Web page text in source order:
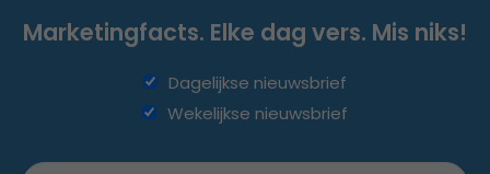
Marketingfacts. Elke dag vers. Mis niks!
Dagelijkse nieuwsbrief
Wekelijkse nieuwsbrief